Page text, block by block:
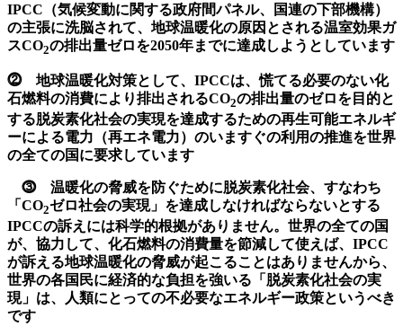
IPCC（気候変動に関する政府間パネル、国連の下部機構）
の主張に洗脳されて、地球温暖化の原因とされる温室効果ガ
スCO2の排出量ゼロを2050年までに達成しようとしています
⓶ 地球温暖化対策として、IPCCは、慌てる必要のない化
石燃料の消費により排出されるCO2の排出量のゼロを目的と
する脱炭素化社会の実現を達成するための再生可能エネルギ
ーによる電力（再エネ電力）のいますぐの利用の推進を世界
の全ての国に要求しています
⓷ 温暖化の脅威を防ぐために脱炭素化社会、すなわち
「CO2ゼロ社会の実現」を達成しなければならないとする
IPCCの訴えには科学的根拠がありません。世界の全ての国
が、協力して、化石燃料の消費量を節減して使えば、IPCC
が訴える地球温暖化の脅威が起こることはありませんから、
世界の各国民に経済的な負担を強いる「脱炭素化社会の実
現」は、人類にとっての不必要なエネルギー政策というべき
です